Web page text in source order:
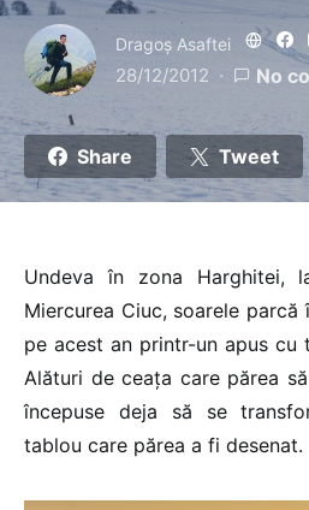
Dragoş Asaftei
28/12/2012 No
Share Tweet
Undeva în zona Harghitei,
Miercurea Ciuc, soarele
pe acest an printr-un apus
Alături de ceața care părea
începuse deja să se
tablou care părea a fi desenat.